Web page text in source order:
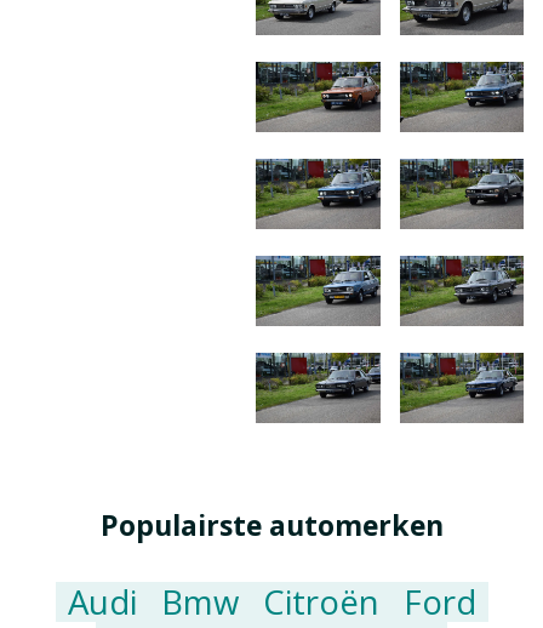
Populairste automerken
Audi Bmw Citroën
Ford